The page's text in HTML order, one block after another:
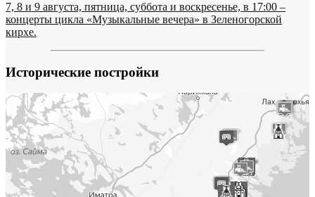
7, 8 и 9 августа, пятница, суббота и воскресенье, в 17:00 –
концерты цикла «Музыкальные вечера» в Зеленогорской
кирхе.
Исторические постройки